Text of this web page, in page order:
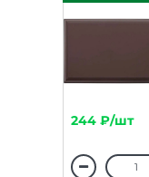
244 ₽/шт